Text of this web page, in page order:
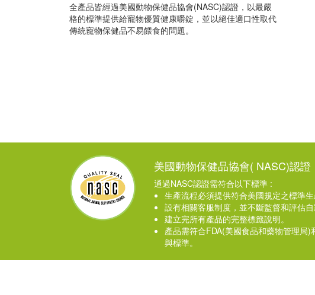
全產品皆經過美國動物保健品協會(NASC)認證，以最嚴
格的標準提供給寵物優質健康嚼錠，並以絕佳適口性取代
傳統寵物保健品不易餵食的問題。
美國動物保健品協會( NASC)認證
通過NASC認證需符合以下標準 :
生產流程必須提供符合美國規定之標準生
設有相關客服制度，並不斷監督和評估自
建立完所有產品的完整標籤說明。
產品需符合FDA(美國食品和藥物管理局)
與標準。